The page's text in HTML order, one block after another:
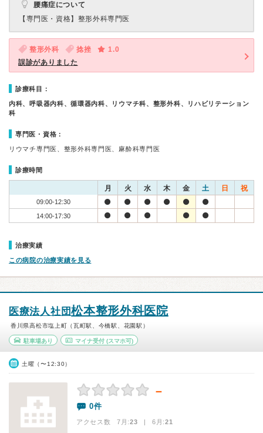
腰痛症について
【専門医・資格】 整形外科専門医
整形外科 捻挫
1.0
誤診がありました
診療科目：
内科、呼吸器内科、循環器内科、リウマチ科、整形外科、リハビリテーション
科
専門医・資格：
リウマチ専門医、整形外科専門医、麻酔科専門医
診療時間
月 火 水 木 金 土 日 祝
09:00-12:30
14:00-17:30
治療実績
この病院の治療実績を見る
医療法人社団松本整形外科医院
香川県高松市塩上町（瓦町駅、今橋駅、花園駅）
駐車場あり マイナ受付(スマホ可)
土曜（〜12:30）
－
0件
アクセス数 7月:23 | 6月:21